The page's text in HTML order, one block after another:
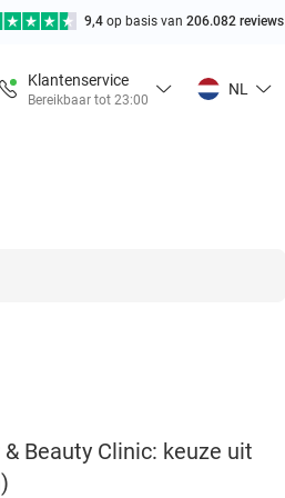
9,4 op basis van 206.082 reviews
Klantenservice
Bereikbaar tot 23:00
NL
Beauty Clinic: keuze uit